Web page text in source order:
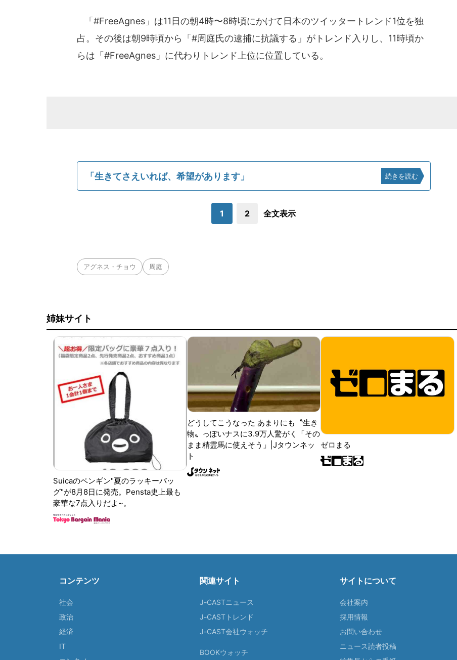
「#FreeAgnes」は11日の朝4時〜8時頃にかけて日本のツイッタートレンド1位を独
占。その後は朝9時頃から「#周庭氏の逮捕に抗議する」がトレンド入りし、11時頃か
らは「#FreeAgnes」に代わりトレンド上位に位置している。
「生きてさえいれば、希望があります」 続きを読む
1 2 全文表示
アグネス・チョウ 周庭
姉妹サイト
Suicaのペンギン"夏のラッキーバッ
グ"が8月8日に発売。Pensta史上最も
豪華な7点入りだよ~。
どうしてこうなった あまりにも〝生き
物〟っぽいナスに3.9万人驚がく「その
まま精霊馬に使えそう」|Jタウンネッ
ト
ゼロまる
コンテンツ
社会
政治
経済
IT
関連サイト
J-CASTニュース
J-CASTトレンド
J-CAST会社ウォッチ
BOOKウォッチ
サイトについて
会社案内
採用情報
お問い合わせ
ニュース読者投稿